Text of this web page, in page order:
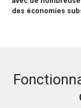
des économies